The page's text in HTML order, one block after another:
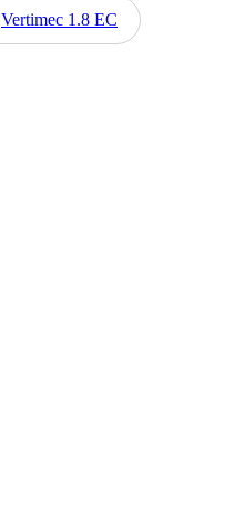
Vertimec 1.8 EC